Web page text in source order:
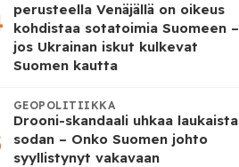
perusteella Venäjällä on oikeus
kohdistaa sotatoimia Suomeen –
jos Ukrainan iskut kulkevat
Suomen kautta
GEOPOLITIIKKA
Drooni-skandaali uhkaa laukaista
sodan – Onko Suomen johto
syyllistynyt vakavaan